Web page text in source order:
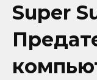
Super